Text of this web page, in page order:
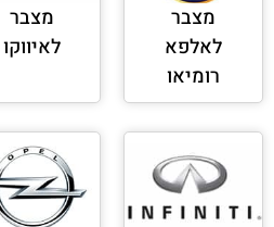
מצבר
לאלפא
רומיאו
מצבר
לאיווקו